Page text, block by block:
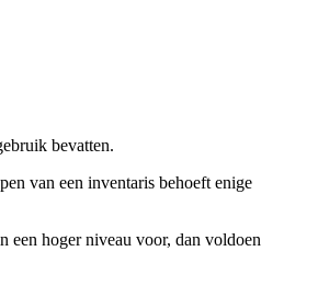
bevatten.
van een inventaris behoeft enige
een hoger niveau voor, dan voldoen